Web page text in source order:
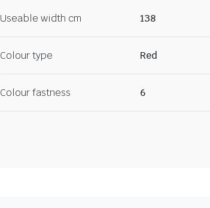
Useable width cm 138
Colour type Red
Colour fastness 6